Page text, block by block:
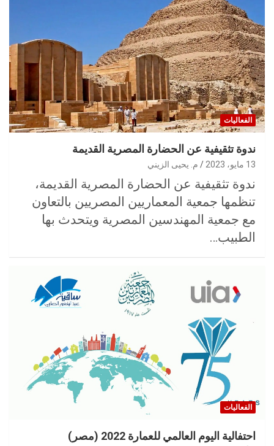
الفعاليات
ندوة تثقيفية عن الحضارة المصرية القديمة
13 مايو، 2023 م. يحيى الزيني
ندوة تثقيفية عن الحضارة المصرية القديمة،
تنظمها جمعية المعماريين المصريين بالتعاون
مع جمعية المهندسين المصرية ويتحدث بها
الطبيب…
الفعاليات
احتفالية اليوم العالمي للعمارة 2022 (مصر)